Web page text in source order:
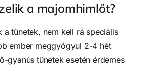
a majomhimlőt?
a tünetek, nem kell rá speciális
ember meggyógyul 2-4 hét
gyanús tünetek esetén érdemes